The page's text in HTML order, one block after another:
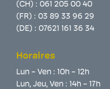
(CH) : 061 205 00 40
(FR) : 03 89 33 96 29
(DE) : 07621 161 36 34
Horaires
Lun - Ven : 10h - 12h
Lun, Jeu, Ven : 14h - 17h